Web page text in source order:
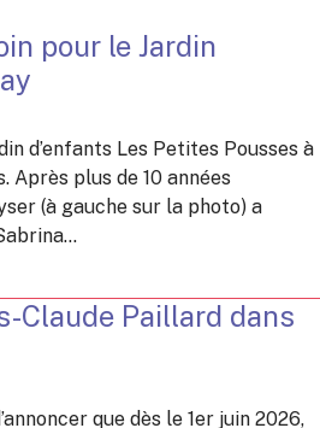
pour le Jardin
d’enfants Les Petites Pousses à
Après plus de 10 années
(à gauche sur la photo) a
Claude Paillard dans
que dès le 1er juin 2026,